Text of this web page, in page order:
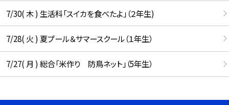
7/30( 木 ) 生活科「スイカを食べたよ」（２年生)
7/28( 火 ) 夏プール＆サマースクール（１年生）
7/27( 月 ) 総合「米作り 防鳥ネット」（5年生）